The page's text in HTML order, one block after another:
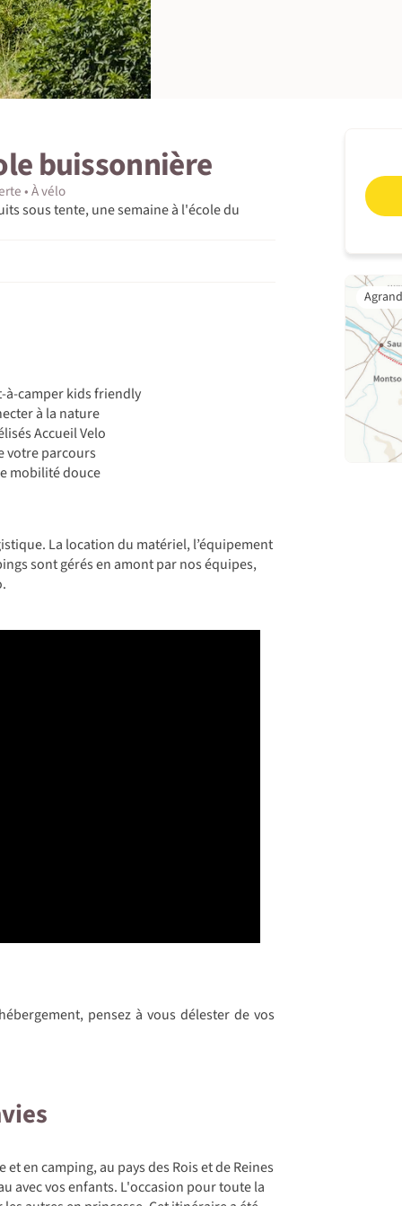
buissonnière
À vélo
sous tente, une semaine à l'école du
à-camper kids friendly
à la nature
Accueil Velo
votre parcours
mobilité douce
La location du matériel, l’équipement
sont gérés en amont par nos équipes,
pensez à vous délester de vos
en camping, au pays des Rois et de Reines
avec vos enfants. L'occasion pour toute la